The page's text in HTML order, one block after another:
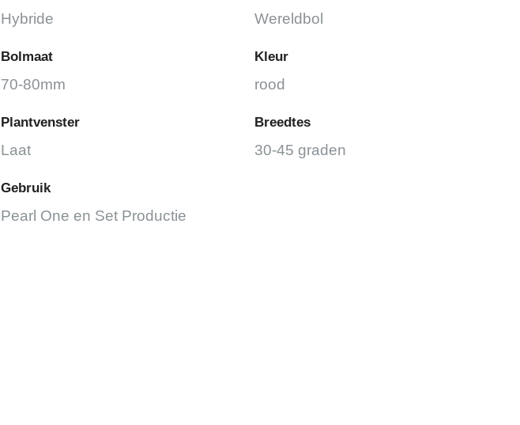
Hybride Wereldbol
Bolmaat
70-80mm
Kleur
rood
Plantvenster
Laat
Breedtes
30-45 graden
Gebruik
Pearl One en Set Productie